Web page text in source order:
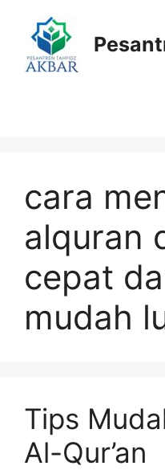
cara
alquran
cepat
mudah
Tips
Al-Qur’an